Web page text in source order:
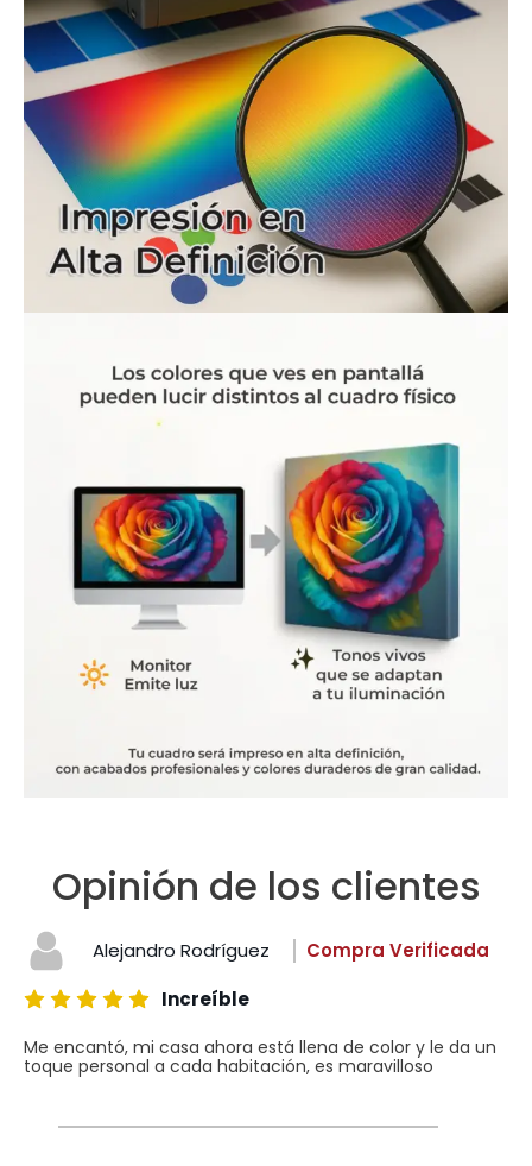
Opinión de los clientes
Alejandro Rodríguez
Compra Verificada
Increíble
Me encantó, mi casa ahora está llena de color y le da un
toque personal a cada habitación, es maravilloso